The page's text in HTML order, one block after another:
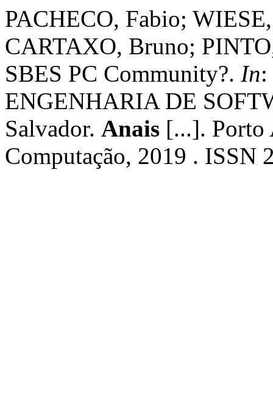
PACHECO, Fabio;
CARTAXO, Bruno;
SBES PC Community?. In
ENGENHARIA DE
Salvador. Anais [...]. Porto
Computação, 2019 . ISSN